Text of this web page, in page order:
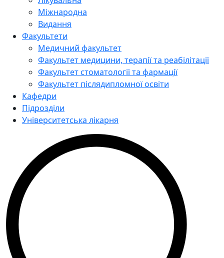
Міжнародна
Видання
Факультети
Медичний факультет
Факультет медицини, терапії та реабілітації
Факультет стоматології та фармації
Факультет післядипломної освіти
Кафедри
Підрозділи
Університетська лікарня